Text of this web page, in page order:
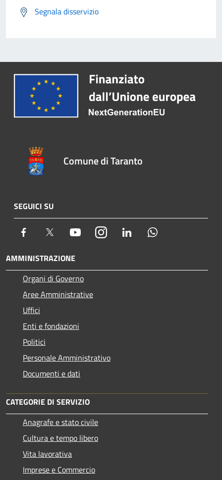
Segnala disservizio
Comune di Taranto
SEGUICI SU
Facebook Twitter YoutubeInstagram LinkedIn
AMMINISTRAZIONE
Organi di Governo
Aree Amministrative
Uffici
Enti e fondazioni
Politici
Personale Amministrativo
Documenti e dati
CATEGORIE DI SERVIZIO
Anagrafe e stato civile
Cultura e tempo libero
Vita lavorativa
Imprese e Commercio